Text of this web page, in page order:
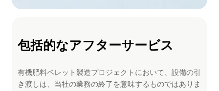
包括的なアフターサービス
有機肥料ペレット製造プロジェクトにおいて、設備の引
き渡しは、当社の業務の終了を意味するものではありま